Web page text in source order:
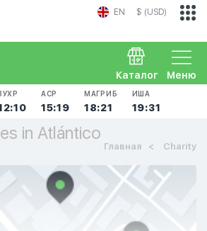
EN $ (USD)
Меню
Каталог
АСР
15:19
МАГРИБ
18:21
ИША
19:31
in Atlántico
Главная Charity